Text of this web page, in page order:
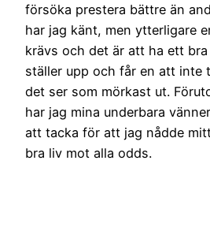
försöka prestera bättre än
har jag känt, men ytterligare
krävs och det är att ha ett
ställer upp och får en att inte
det ser som mörkast ut.
har jag mina underbara
att tacka för att jag nådde
bra liv mot alla odds.